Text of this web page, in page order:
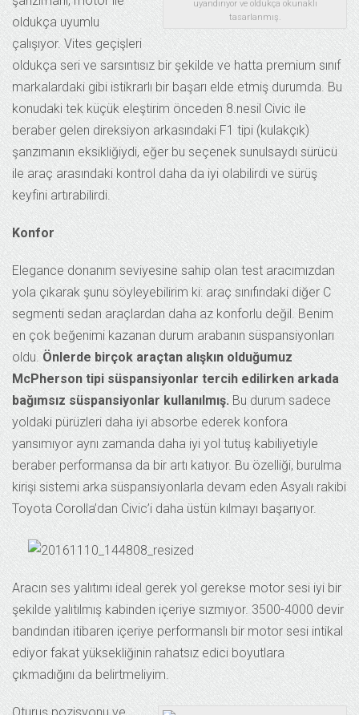
uyandırıyor ve oldukça okunaklı
tasarlanmış.
oldukça uyumlu
çalışıyor. Vites geçişleri
oldukça seri ve sarsıntısız bir şekilde ve hatta premium sınıf
markalardaki gibi istikrarlı bir başarı elde etmiş durumda. Bu
konudaki tek küçük eleştirim önceden 8.nesil Civic ile
beraber gelen direksiyon arkasındaki F1 tipi (kulakçık)
şanzımanın eksikliğiydi, eğer bu seçenek sunulsaydı sürücü
ile araç arasındaki kontrol daha da iyi olabilirdi ve sürüş
keyfini artırabilirdi.
Konfor
Elegance donanım seviyesine sahip olan test aracımızdan
yola çıkarak şunu söyleyebilirim ki: araç sınıfındaki diğer C
segmenti sedan araçlardan daha az konforlu değil. Benim
en çok beğenimi kazanan durum arabanın süspansiyonları
oldu.Önlerde birçok araçtan alışkın olduğumuz
McPherson tipi süspansiyonlar tercih edilirken arkada
bağımsız süspansiyonlar kullanılmış.Bu durum sadece
yoldaki pürüzleri daha iyi absorbe ederek konfora
yansımıyor aynı zamanda daha iyi yol tutuş kabiliyetiyle
beraber performansa da bir artı katıyor. Bu özelliği, burulma
kirişi sistemi arka süspansiyonlarla devam eden Asyalı rakibi
Toyota Corolla’dan Civic’i daha üstün kılmayı başarıyor.
Aracın ses yalıtımı ideal gerek yol gerekse motor sesi iyi bir
şekilde yalıtılmış kabinden içeriye sızmıyor. 3500-4000 devir
bandından itibaren içeriye performanslı bir motor sesi intikal
ediyor fakat yüksekliğinin rahatsız edici boyutlara
çıkmadığını da belirtmeliyim.